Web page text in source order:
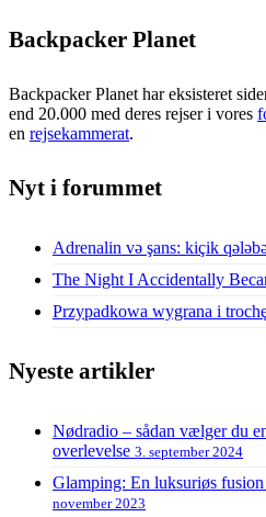
Backpacker Planet
Backpacker Planet har eksisteret
end 20.000 med deres rejser i vores
en rejsekammerat.
Nyt i forummet
Adrenalin və şans: kiçik
The Night I Accidentally
Przypadkowa wygrana i
Nyeste artikler
Nødradio – sådan vælger du
overlevelse 3. september 2024
Glamping: En luksuriøs
november 2023